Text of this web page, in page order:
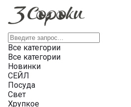
Все категории
Все категории
Новинки
СЕЙЛ
Посуда
Свет
Хрупкое